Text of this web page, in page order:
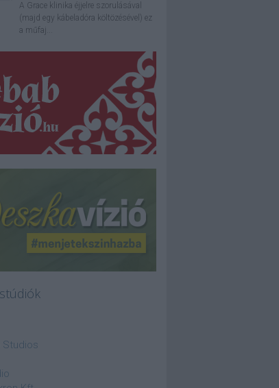
A Grace klinika éjjelre szorulásával
(majd egy kábeladóra költözésével) ez
a műfaj...
Studios